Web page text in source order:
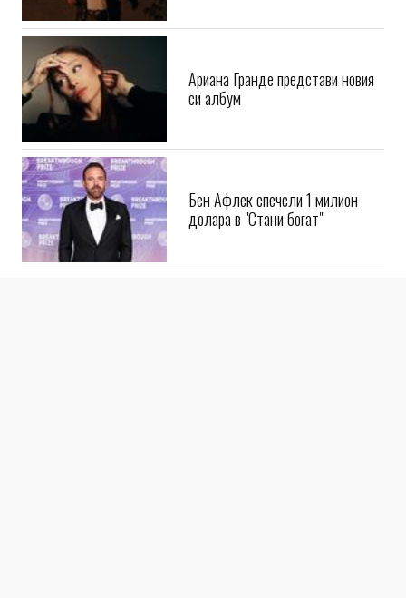
Ариана Гранде представи новия
си албум
Бен Афлек спечели 1 милион
долара в "Стани богат"